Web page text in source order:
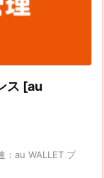
ス [au
：au WALLET プ